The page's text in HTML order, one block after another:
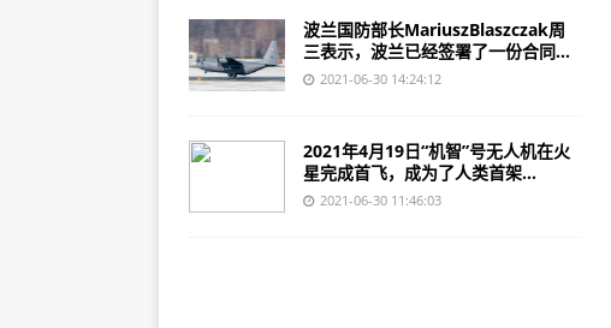
波兰国防部长MariuszBlaszczak周
三表示，波兰已经签署了一份合同...
2021-06-30 14:24:12
2021年4月19日“机智”号无人机在火
星完成首飞，成为了人类首架...
2021-06-30 11:46:03